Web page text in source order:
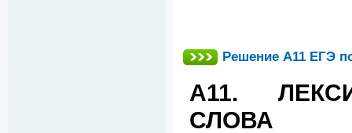
Решение А11 ЕГЭ
А11.
СЛОВА